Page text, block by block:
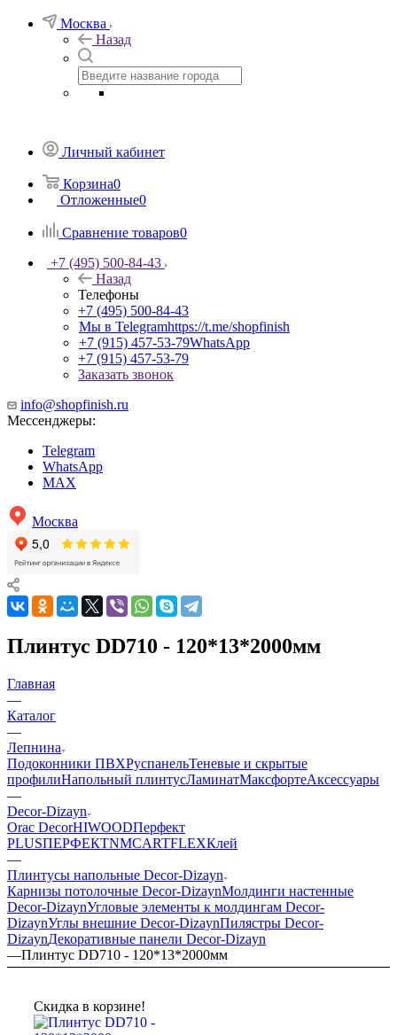
Москва
Назад
Личный кабинет
Корзина0
Отложенные0
Сравнение товаров0
+7 (495) 500-84-43
Назад
Телефоны
+7 (495) 500-84-43
Мы в Telegramhttps://t.me/shopfinish
+7 (915) 457-53-79WhatsApp
+7 (915) 457-53-79
Заказать звонок
info@shopfinish.ru
Мессенджеры:
Telegram
WhatsApp
MAX
Москва
Плинтус DD710 - 120*13*2000мм
Главная
—
Каталог
—
Лепнина
Подоконники ПВХРуспанельТеневые и скрытые
профилиНапольный плинтусЛаминатМаксфортеАксессуары
—
Decor-Dizayn
Orac DecorHIWOODПерфект
PLUSПЕРФЕКТNMCARTFLEXКлей
—
Плинтусы напольные Decor-Dizayn
Карнизы потолочные Decor-DizaynМолдинги настенные
Decor-DizaynУгловые элементы к молдингам Decor-
DizaynУглы внешние Decor-DizaynПилястры Decor-
DizaynДекоративные панели Decor-Dizayn
—Плинтус DD710 - 120*13*2000мм
Скидка в корзине!